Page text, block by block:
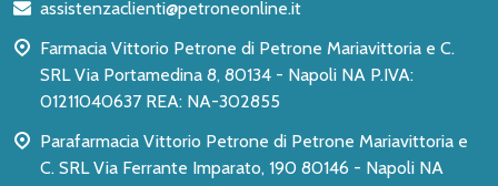
pagina
assistenzaclienti@petroneonline.it
Farmacia Vittorio Petrone di Petrone Mariavittoria e C.
SRL Via Portamedina 8, 80134 - Napoli NA P.IVA:
01211040637 REA: NA-302855
Parafarmacia Vittorio Petrone di Petrone Mariavittoria e
C. SRL Via Ferrante Imparato, 190 80146 - Napoli NA